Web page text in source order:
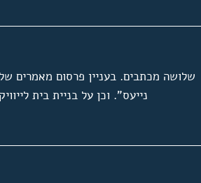
שלושה מכתבים. בעניין פרסום מאמרים
נייעס". וכן על בניית בית